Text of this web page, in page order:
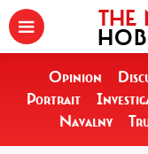
THE
Opinion
Portrait
Navalny